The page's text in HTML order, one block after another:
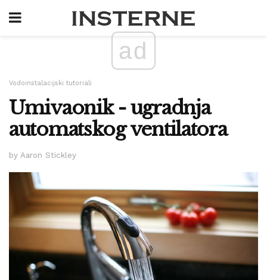
ad
Vodoinstalacijski tutoriali
Umivaonik - ugradnja
automatskog ventilatora
by Aaron Stickley